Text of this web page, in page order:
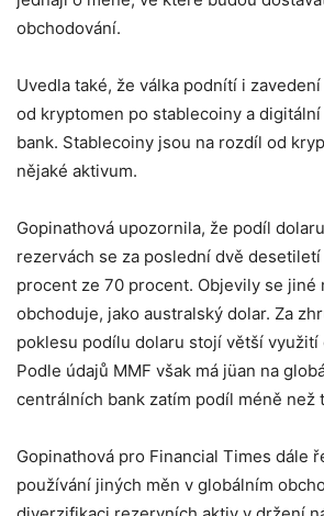
obchodování.
Uvedla také, že válka podnítí i
od kryptomen po stablecoiny a
bank. Stablecoiny jsou na rozdíl od
nějaké aktivum.
Gopinathová upozornila, že podíl
rezervách se za poslední dvě
procent ze 70 procent. Objevily se jiné
obchoduje, jako australský dolar. Za
poklesu podílu dolaru stojí větší využití
Podle údajů MMF však má jüan na
centrálních bank zatím podíl méně než
Gopinathová pro Financial Times dále
používání jiných měn v globálním